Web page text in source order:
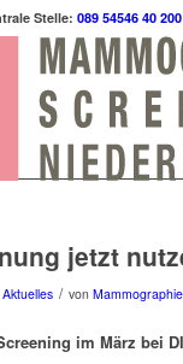
Stelle: 089 54546 40 200
jetzt
Aktuelles / von Mammographie
im März bei